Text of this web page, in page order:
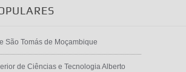
São Tomás de Moçambique
de Ciências e Tecnologia Alberto